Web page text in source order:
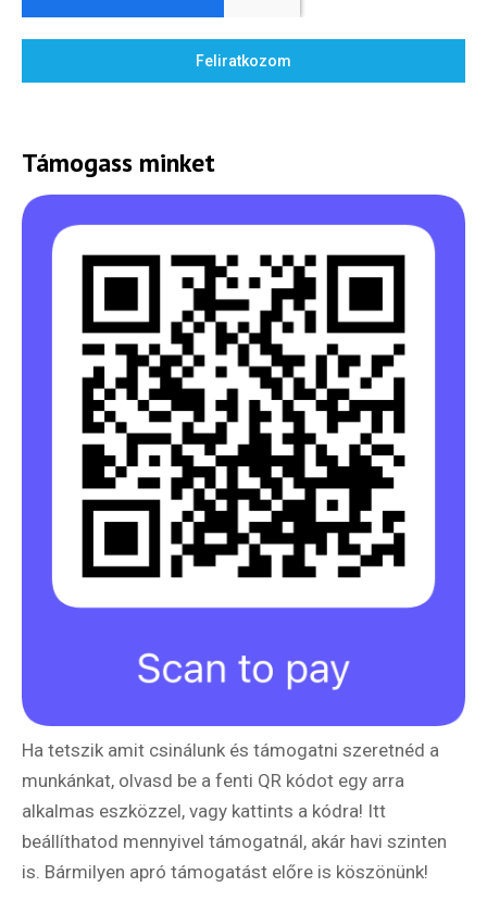
Feliratkozom
Támogass minket
Ha tetszik amit csinálunk és támogatni szeretnéd a
munkánkat, olvasd be a fenti QR kódot egy arra
alkalmas eszközzel, vagy kattints a kódra! Itt
beállíthatod mennyivel támogatnál, akár havi szinten
is. Bármilyen apró támogatást előre is köszönünk!